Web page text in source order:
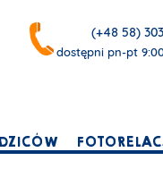
(+48 58)
dostępni pn-pt